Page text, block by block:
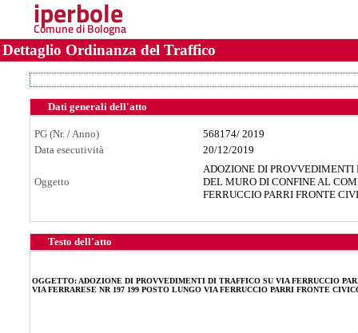
iperbole
Comune di Bologna
Dettaglio Ordinanza del Traffico
Dati generali dell'atto
PG (Nr. / Anno) 568174/ 2019
Data esecutività
20/12/2019
Oggetto
ADOZIONE DI PROVVEDIMENTI
DEL MURO DI CONFINE AL
FERRUCCIO PARRI FRONTE
Testo dell'atto
OGGETTO: ADOZIONE DI PROVVEDIMENTI DI TRAFFICO SU VIA FERRUCCIO
VIA FERRARESE NR 197 199 POSTO LUNGO VIA FERRUCCIO PARRI FRONTE